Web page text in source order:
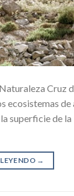
Cruz
de
superficie de
→